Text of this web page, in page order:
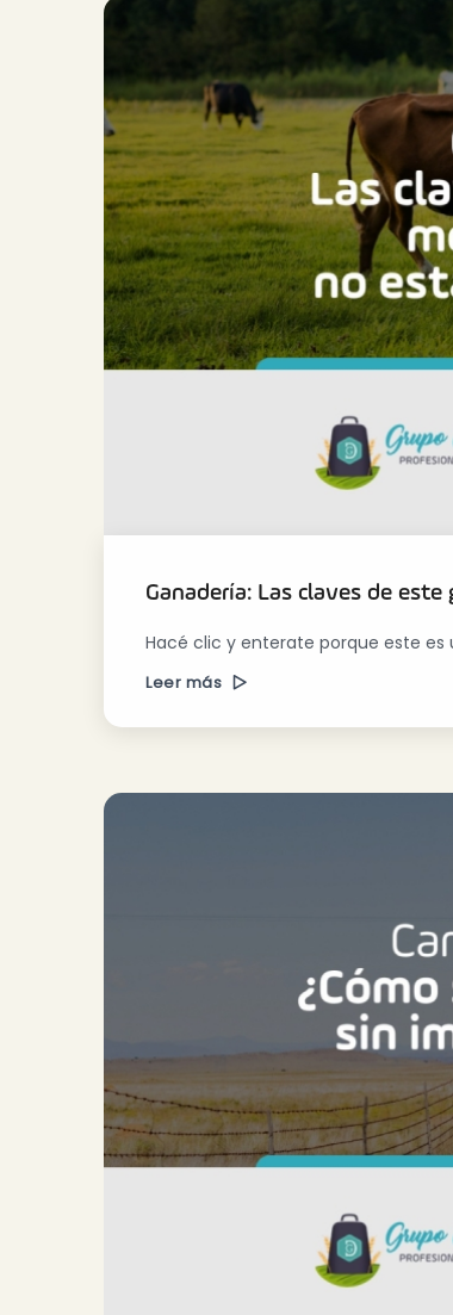
Ganadería: Las claves de
Hacé clic y enterate porque este
Leer más